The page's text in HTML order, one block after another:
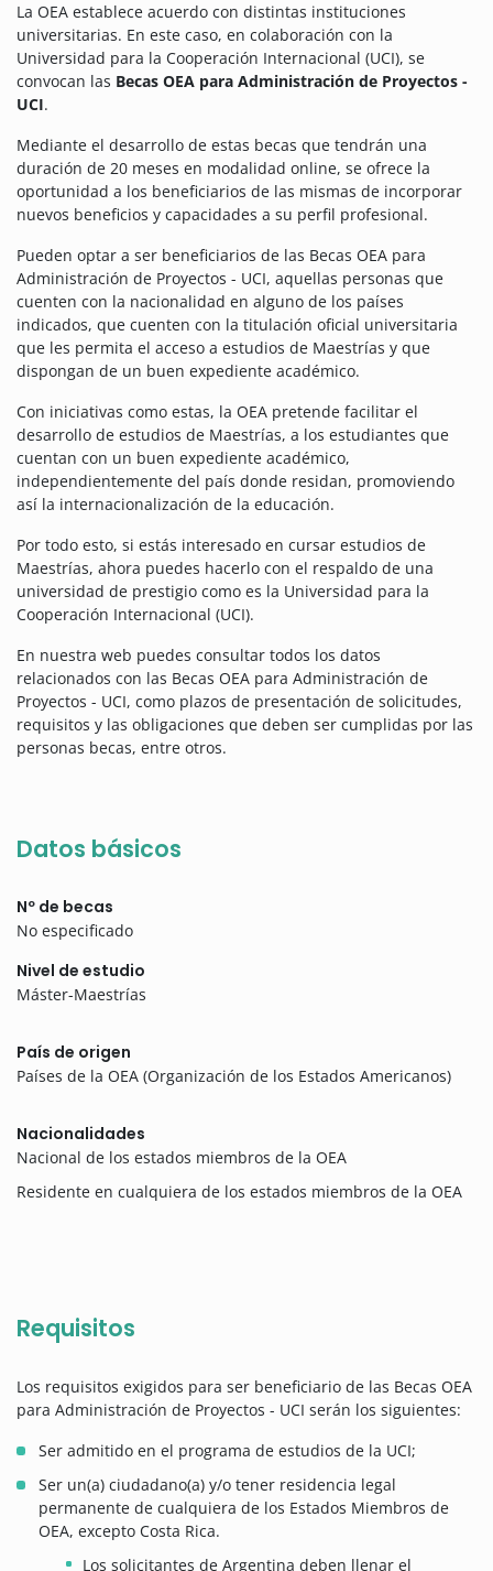
La OEA establece acuerdo con distintas instituciones
universitarias. En este caso, en colaboración con la
Universidad para la Cooperación Internacional (UCI), se
convocan las Becas OEA para Administración de Proyectos -
UCI.
Mediante el desarrollo de estas becas que tendrán una
duración de 20 meses en modalidad online, se ofrece la
oportunidad a los beneficiarios de las mismas de incorporar
nuevos beneficios y capacidades a su perfil profesional.
Pueden optar a ser beneficiarios de las Becas OEA para
Administración de Proyectos - UCI, aquellas personas que
cuenten con la nacionalidad en alguno de los países
indicados, que cuenten con la titulación oficial universitaria
que les permita el acceso a estudios de Maestrías y que
dispongan de un buen expediente académico.
Con iniciativas como estas, la OEA pretende facilitar el
desarrollo de estudios de Maestrías, a los estudiantes que
cuentan con un buen expediente académico,
independientemente del país donde residan, promoviendo
así la internacionalización de la educación.
Por todo esto, si estás interesado en cursar estudios de
Maestrías, ahora puedes hacerlo con el respaldo de una
universidad de prestigio como es la Universidad para la
Cooperación Internacional (UCI).
En nuestra web puedes consultar todos los datos
relacionados con las Becas OEA para Administración de
Proyectos - UCI, como plazos de presentación de solicitudes,
requisitos y las obligaciones que deben ser cumplidas por las
personas becas, entre otros.
Datos básicos
Nº de becas
No especificado
Nivel de estudio
Máster-Maestrías
País de origen
Países de la OEA (Organización de los Estados Americanos)
Nacionalidades
Nacional de los estados miembros de la OEA
Residente en cualquiera de los estados miembros de la OEA
Requisitos
Los requisitos exigidos para ser beneficiario de las Becas OEA
para Administración de Proyectos - UCI serán los siguientes:
Ser admitido en el programa de estudios de la UCI;
Ser un(a) ciudadano(a) y/o tener residencia legal
permanente de cualquiera de los Estados Miembros de
OEA, excepto Costa Rica.
Los solicitantes de Argentina deben llenar el